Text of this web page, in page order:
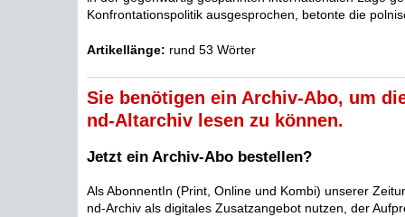
Konfrontationspolitik ausgesprochen, betonte die
Artikellänge: rund 53 Wörter
Sie benötigen ein Archiv-Abo, um
nd-Altarchiv lesen zu können.
Jetzt ein Archiv-Abo bestellen?
Als AbonnentIn (Print, Online und Kombi) unserer
nd-Archiv als digitales Zusatzangebot nutzen, der